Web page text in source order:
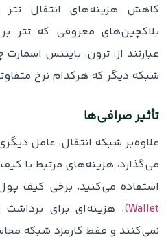
کاهش هزینه‌های انتقال
بلاکچین‌های معروفی که تتر
عبارتند از: ترون، بایننس
شبکه دیگر که هرکدام نرخ
تأثیر صرافی‌ها
علاوه‌بر شبکه انتقال، عامل دیگری
می‌گذارد، هزینه‌های مرتبط با
استفاده می‌کنید. برخی کیف
Wallet) ، هزینه‌ای برای برداشت
نمی‌کنند و فقط کارمزد شبکه